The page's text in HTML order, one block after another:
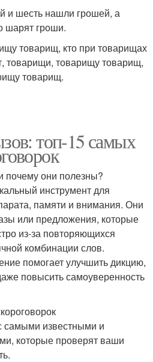
и шесть нашли грошей, а
гроши.
товарищ, кто при товарищах
товарищи, товарищу товарищ,
товарищ.
топ-15 самых
почему они полезны?
инструмент для
памяти и внимания. Они
или предложения, которые
из-за повторяющихся
комбинации слов.
помогает улучшить дикцию,
повысить самоуверенность
самыми известными и
которые проверят ваши